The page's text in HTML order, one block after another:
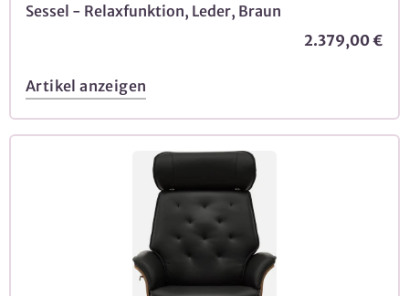
Sessel - Relaxfunktion, Leder, Braun
2.379,00 €
Artikel anzeigen